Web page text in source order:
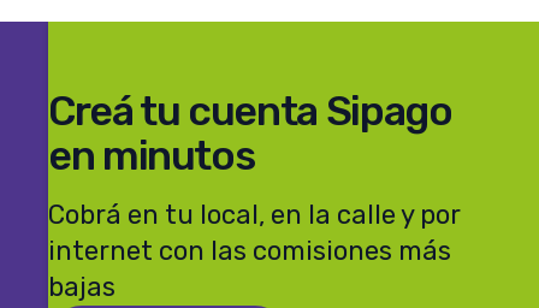
Creá tu cuenta Sipago
en minutos
Cobrá en tu local, en la calle y por
internet con las comisiones más
bajas